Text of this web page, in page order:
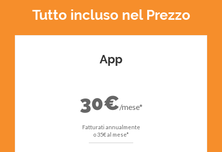
Tutto incluso nel Prezzo
App
30€/mese*
Fatturati annualmente
o 35€ al mese*